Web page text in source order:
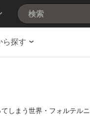
ら探す
しまう世界・フォルテルニ